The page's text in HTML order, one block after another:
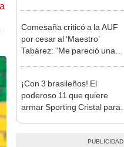
Comesaña criticó a la AUF
por cesar al ‘Maestro’
Tabárez: ”Me pareció una
¡Con 3 brasileños! El
poderoso 11 que quiere
armar Sporting Cristal para